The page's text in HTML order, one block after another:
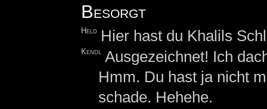
Besorgt
Held Hier hast du Khalils
Kendl Ausgezeichnet! Ich
Hmm. Du hast ja nicht
schade. Hehehe.